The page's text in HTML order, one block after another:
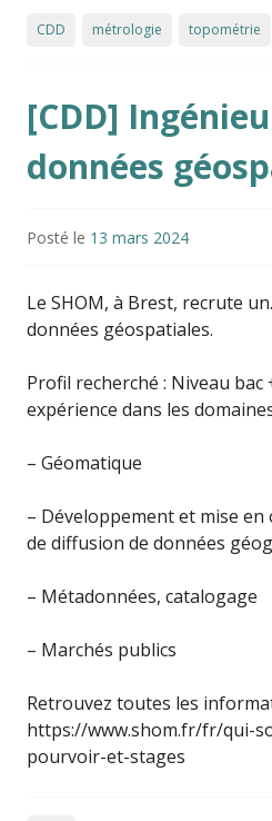
CDD métrologie topométrie
[CDD]
données
Posté le 13 mars 2024
Le SHOM, à Brest, recrute
données géospatiales.
Profil recherché : Niveau bac
expérience dans les
– Géomatique
– Développement et mise
de diffusion de données
– Métadonnées, catalogage
– Marchés publics
Retrouvez toutes les
https://www.shom.fr/fr/qui-
pourvoir-et-stages